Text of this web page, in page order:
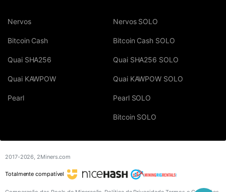
Nervos
Bitcoin Cash
Quai SHA256
Quai KAWPOW
Pearl
Nervos SOLO
Bitcoin Cash SOLO
Quai SHA256 SOLO
Quai KAWPOW SOLO
Pearl SOLO
Bitcoin SOLO
2017-2026, 2Miners.com
Totalmente compatível